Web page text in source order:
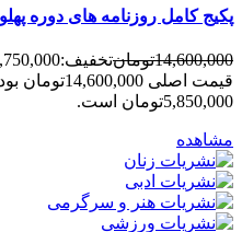
پکیج کامل روزنامه های دوره
14,600,000تومانتخفیف:8,750,000
قیمت اصلی 14,600,000تومان بود.
5,850,000تومان است.
مشاهده